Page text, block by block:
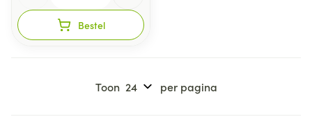
Bestel
Toon per pagina